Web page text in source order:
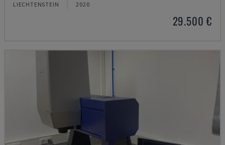
LIECHTENSTEIN 2020
29.500 €